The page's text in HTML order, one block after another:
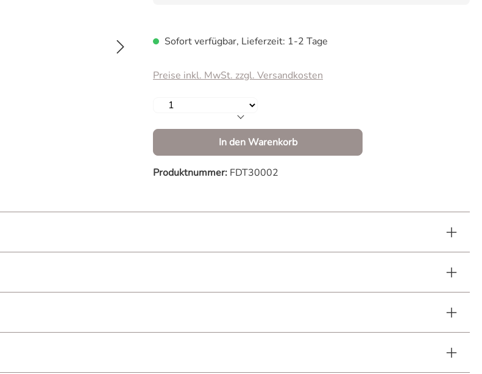
Sofort verfügbar, Lieferzeit: 1-2 Tage
Preise inkl. MwSt. zzgl. Versandkosten
Produkt Anzahl: Gib den gewünschten Wert ein
In den Warenkorb
Produktnummer: FDT30002